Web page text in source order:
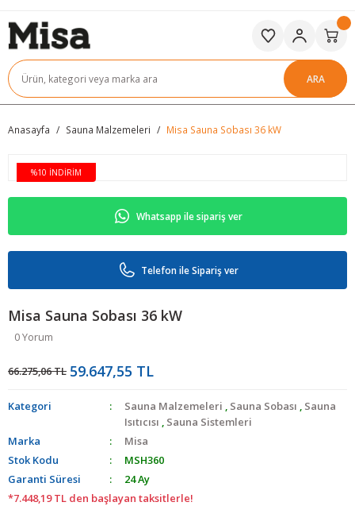
ARA
Anasayfa Sauna Malzemeleri Misa Sauna Sobası 36 kW
%10 İNDİRİM
Whatsapp ile sipariş ver
Telefon ile Sipariş ver
Misa Sauna Sobası 36 kW
0 Yorum
66.275,06 TL 59.647,55 TL
Kategori Sauna Malzemeleri , Sauna Sobası , Sauna
Isıtıcısı , Sauna Sistemleri
Marka
Misa
Stok Kodu
MSH360
Garanti Süresi
24 Ay
*7.448,19 TL den başlayan taksitlerle!